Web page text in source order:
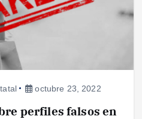
octubre 23, 2022
perfiles falsos en